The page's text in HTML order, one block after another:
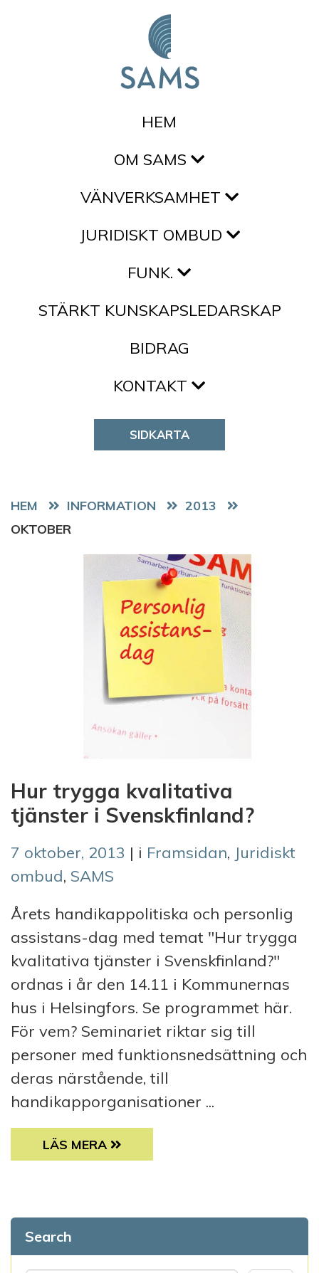
HEM
OM SAMS
VÄNVERKSAMHET
JURIDISKT OMBUD
FUNK.
STÄRKT KUNSKAPSLEDARSKAP
BIDRAG
KONTAKT
SIDKARTA
HEM
2013
OKTOBER
Hur trygga kvalitativa
tjänster i Svenskfinland?
7 oktober, 2013 | i Framsidan, Juridiskt
ombud, SAMS
Årets handikappolitiska och personlig
assistans-dag med temat "Hur trygga
kvalitativa tjänster i Svenskfinland?"
ordnas i år den 14.11 i Kommunernas
hus i Helsingfors. Se programmet här.
För vem? Seminariet riktar sig till
personer med funktionsnedsättning och
deras närstående, till
handikapporganisationer ...
HUR TRYGGA KVALITATIVA TJÄNSTER I
LÄS MERA
Search